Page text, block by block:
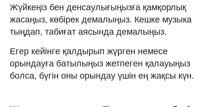
Жүйкеңіз бен денсаулығыңызға қамқорлық
жасаңыз, көбірек демалыңыз. Кешке музыка
тыңдап, табиғат аясында демалыңыз.
Егер кейінге қалдырып жүрген немесе
орындауға батылыңыз жетпеген қалауыңыз
болса, бүгін оны орындау үшін ең жақсы күн.